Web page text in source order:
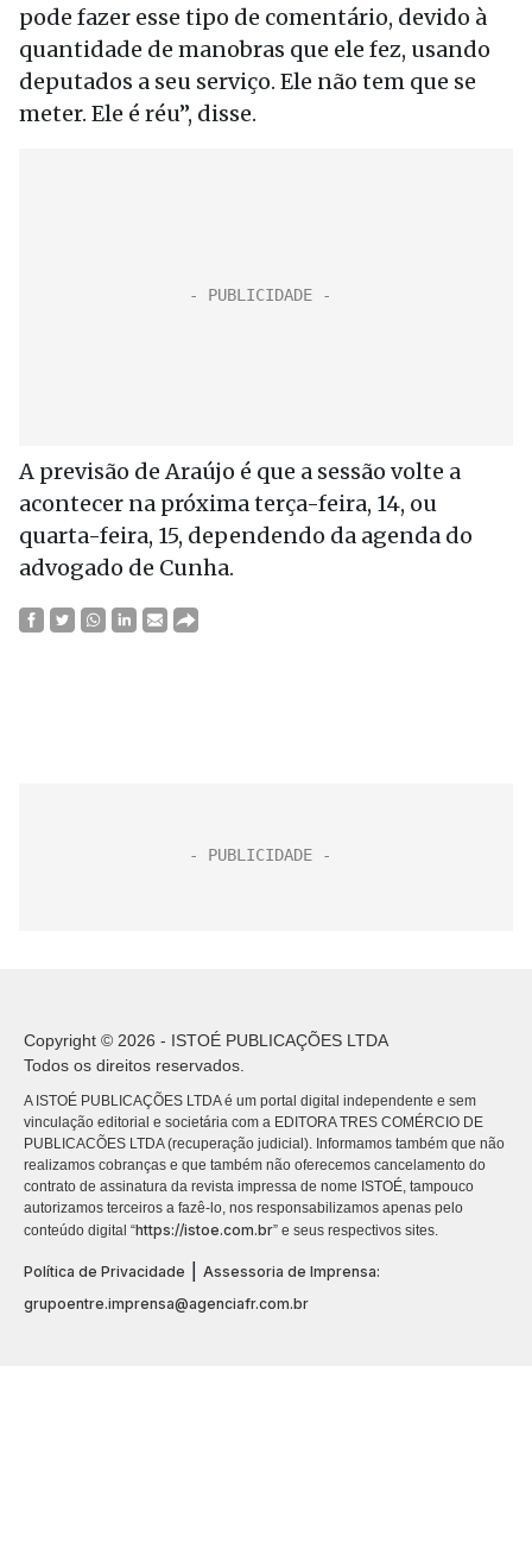
pode fazer esse tipo de comentário, devido à
quantidade de manobras que ele fez, usando
deputados a seu serviço. Ele não tem que se
meter. Ele é réu”, disse.
A previsão de Araújo é que a sessão volte a
acontecer na próxima terça-feira, 14, ou
quarta-feira, 15, dependendo da agenda do
advogado de Cunha.
Copyright © 2026 - ISTOÉ PUBLICAÇÕES LTDA
Todos os direitos reservados.
A ISTOÉ PUBLICAÇÕES LTDA é um portal digital independente e sem
vinculação editorial e societária com a EDITORA TRES COMÉRCIO DE
PUBLICACÕES LTDA (recuperação judicial). Informamos também que não
realizamos cobranças e que também não oferecemos cancelamento do
contrato de assinatura da revista impressa de nome ISTOÉ, tampouco
autorizamos terceiros a fazê-lo, nos responsabilizamos apenas pelo
conteúdo digital “https://istoe.com.br” e seus respectivos sites.
Política de Privacidade
Assessoria de Imprensa:
grupoentre.imprensa@agenciafr.com.br